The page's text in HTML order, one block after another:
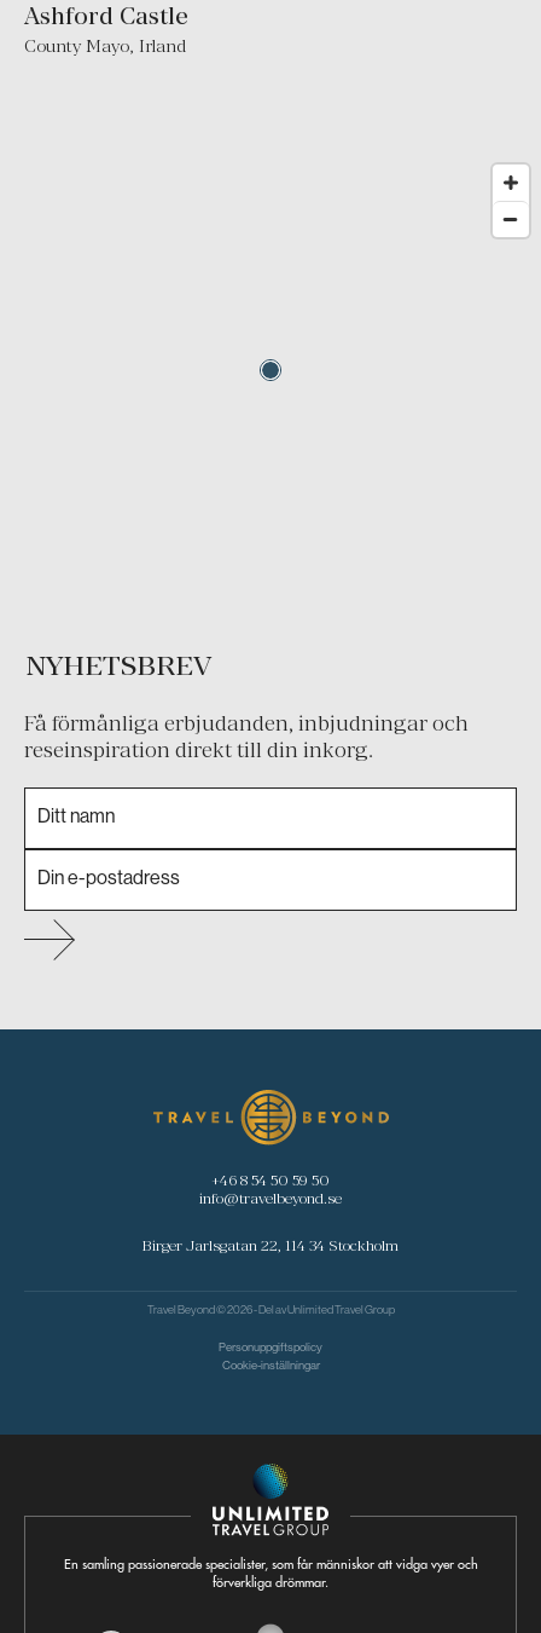
Ashford Castle
County Mayo, Irland
NYHETSBREV
Få förmånliga erbjudanden, inbjudningar och
reseinspiration direkt till din inkorg.
+46 8 54 50 59 50
info@travelbeyond.se
Birger Jarlsgatan 22, 114 34 Stockholm
Travel Beyond © 2026 - Del avUnlimited Travel Group
Personuppgiftspolicy
Cookie-inställningar
En samling passionerade specialister, som får människor att vidga vyer och
förverkliga drömmar.